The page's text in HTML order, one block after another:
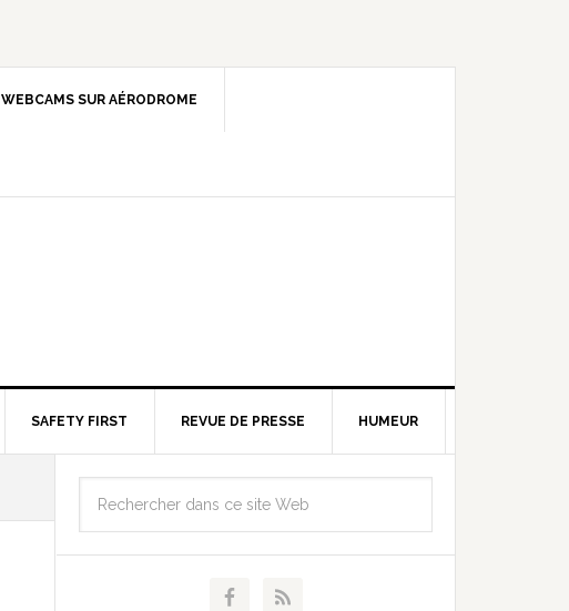
WEBCAMS SUR AÉRODROME
SAFETY FIRST REVUE DE PRESSE HUMEUR